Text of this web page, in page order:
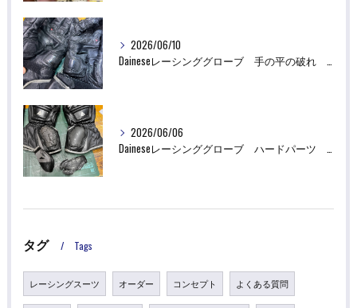
2026/06/10
Daineseレーシンググローブ 手の平の破れ 革あて リペア
2026/06/06
Daineseレーシンググローブ ハードパーツ 破損 修理
タグ Tags
レーシングスーツ オーダー コンセプト よくある質問